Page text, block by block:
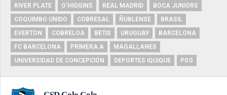
RIVER PLATE
O'HIGGINS REAL MADRID
BOCA JUNIORS
COQUIMBO UNIDO
COBRESAL ÑUBLENSE
BRASIL
EVERTON
COBRELOA BETIS URUGUAY
BARCELONA
FC BARCELONA
PRIMERA A
MAGALLANES
UNIVERSIDAD DE CONCEPCIÓN
DEPORTES IQUIQUE PSG